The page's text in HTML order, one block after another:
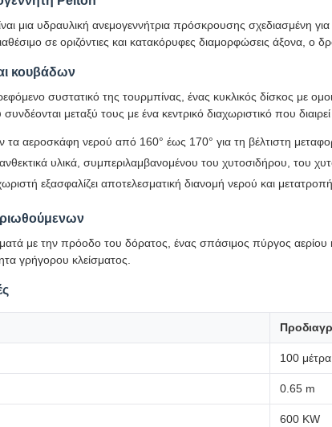
μια υδραυλική ανεμογεννήτρια πρόσκρουσης σχεδιασμένη
σε οριζόντιες και κατακόρυφες διαμορφώσεις άξονα, ο
κουβάδων
συστατικό της τουρμπίνας, ένας κυκλικός δίσκος με
μεταξύ τους με ένα κεντρικό διαχωριστικό που
τα αεροσκάφη νερού από 160° έως 170° για τη βέλτιστη
υλικά, συμπεριλαμβανομένου του χυτοσιδήρου, του
εξασφαλίζει αποτελεσματική διανομή νερού και μετατροπή
με την πρόοδο του δόρατος, ένας σπάσιμος πύργος
γρήγορου κλείσματος.
100 μέτρα
0.65 m
600 KW